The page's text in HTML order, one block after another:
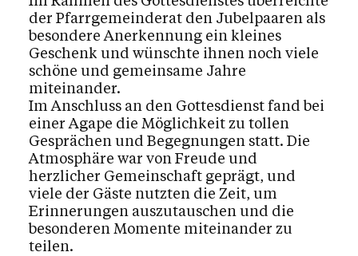
der Pfarrgemeinderat den Jubelpaaren als
besondere Anerkennung ein kleines
Geschenk und wünschte ihnen noch viele
schöne und gemeinsame Jahre
miteinander.
Im Anschluss an den Gottesdienst fand bei
einer Agape die Möglichkeit zu tollen
Gesprächen und Begegnungen statt. Die
Atmosphäre war von Freude und
herzlicher Gemeinschaft geprägt, und
viele der Gäste nutzten die Zeit, um
Erinnerungen auszutauschen und die
besonderen Momente miteinander zu
teilen.